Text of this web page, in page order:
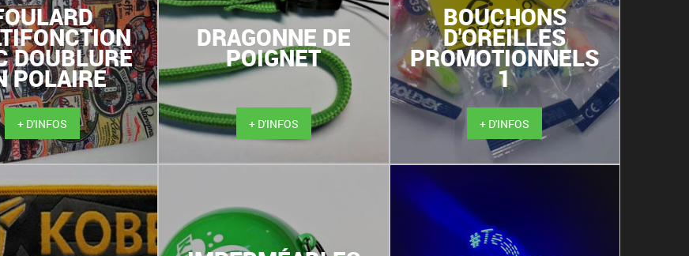
DOUBLURE
POLAIRE
+ D'INFOS
DRAGONNE DE
POIGNET
+ D'INFOS
BOUCHONS
D'OREILLES
PROMOTIONNELS
1
+ D'INFOS